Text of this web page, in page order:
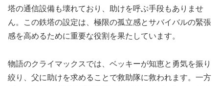
塔の通信設備も壊れており、助けを呼ぶ手段もありませ
ん。この鉄塔の設定は、極限の孤立感とサバイバルの緊張
感を高めるために重要な役割を果たしています。
物語のクライマックスでは、ベッキーが知恵と勇気を振り
絞り、父に助けを求めることで救助隊に救われます。一方